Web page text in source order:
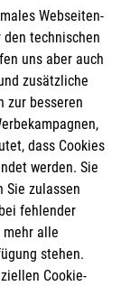
Webseiten-
technischen
uns aber auch
zusätzliche
zur besseren
dass Cookies
werden. Sie
Sie zulassen
fehlender
alle
stehen.
Cookie-